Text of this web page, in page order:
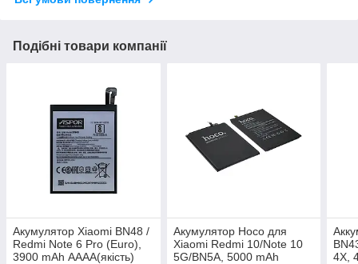
Подібні товари компанії
Акумулятор Xiaomi BN48 /
Redmi Note 6 Pro (Euro),
3900 mAh АААА(якість)
Акумулятор Hoco для
Xiaomi Redmi 10/Note 10
5G/BN5A, 5000 mAh
4X,